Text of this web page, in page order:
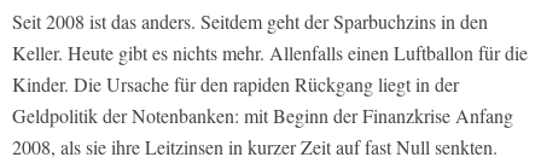
Seit 2008 ist das anders. Seitdem geht der Sparbuchzins in den
Keller. Heute gibt es nichts mehr. Allenfalls einen Luftballon für die
Kinder. Die Ursache für den rapiden Rückgang liegt in der
Geldpolitik der Notenbanken: mit Beginn der Finanzkrise Anfang
2008, als sie ihre Leitzinsen in kurzer Zeit auf fast Null senkten.